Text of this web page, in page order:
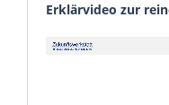
Erklärvideo zur
Video